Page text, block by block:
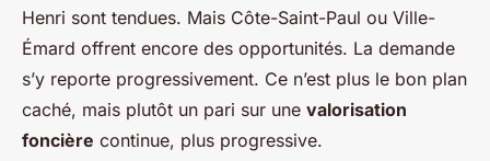
Henri sont tendues. Mais Côte-Saint-Paul ou Ville-
Émard offrent encore des opportunités. La demande
s’y reporte progressivement. Ce n’est plus le bon plan
caché, mais plutôt un pari sur une valorisation
foncière continue, plus progressive.